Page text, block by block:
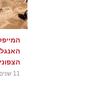
11 שנים לפני